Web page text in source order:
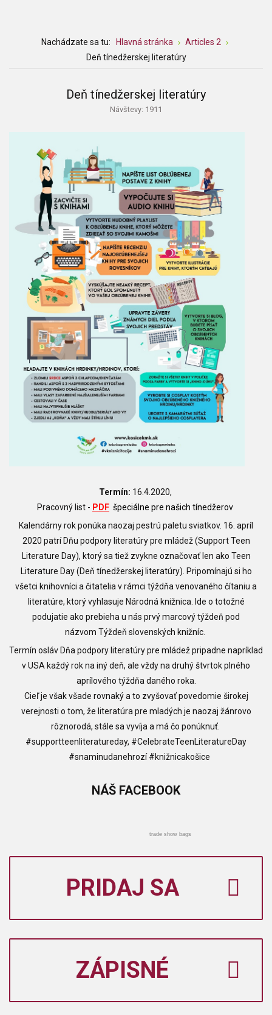
Nachádzate sa tu: Hlavná stránka
Articles 2
Deň tínedžerskej literatúry
Deň tínedžerskej literatúry
Návštevy: 1911
Termín: 16.4.2020,
Pracovný list - PDF špeciálne pre našich tínedžerov
Kalendárny rok ponúka naozaj pestrú paletu sviatkov. 16. apríl
2020 patrí Dňu podpory literatúry pre mládež (Support Teen
Literature Day), ktorý sa tiež zvykne označovať len ako Teen
Literature Day (Deň tínedžerskej literatúry). Pripomínajú si ho
všetci knihovníci a čitatelia v rámci týždňa venovaného čítaniu a
literatúre, ktorý vyhlasuje Národná knižnica. Ide o totožné
podujatie ako prebieha u nás prvý marcový týždeň pod
názvom Týždeň slovenských knižníc.
Termín oslávDňa podpory literatúry pre mládežpripadne napríklad
v USA každý rok na iný deň, ale vždy na druhý štvrtok plného
aprílového týždňa daného roka.
Cieľ je však všade rovnaký a to zvyšovať povedomie širokej
verejnosti o tom, že literatúra pre mladých je naozaj žánrovo
rôznorodá, stále sa vyvíja a má čo ponúknuť.
#supportteenliteratureday, #CelebrateTeenLiteratureDay
⠀#snaminudanehrozí #knižnicakošice
NÁŠ FACEBOOK
trade show bags
PRIDAJ SA
ZÁPISNÉ